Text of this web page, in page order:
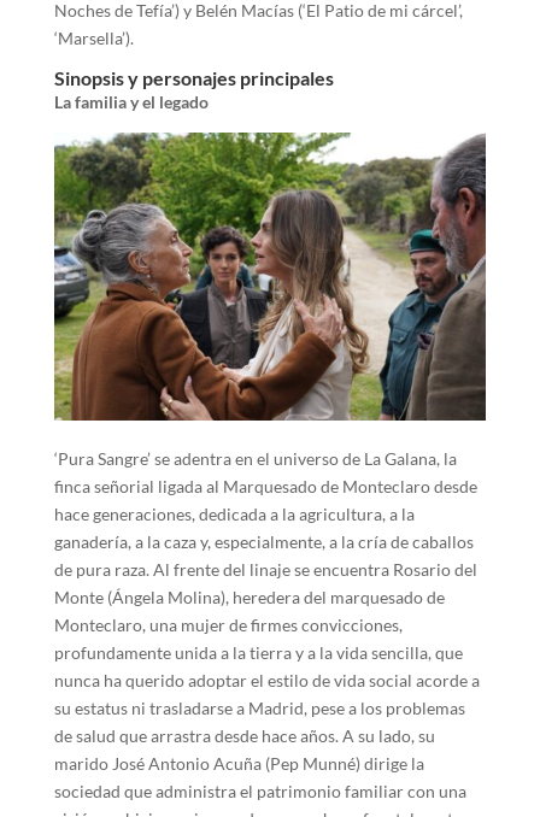
Noches de Tefía’) y Belén Macías (‘El Patio de mi cárcel’,
‘Marsella’).
Sinopsis y personajes principales
La familia y el legado
‘Pura Sangre’ se adentra en el universo de La Galana, la
finca señorial ligada al Marquesado de Monteclaro desde
hace generaciones, dedicada a la agricultura, a la
ganadería, a la caza y, especialmente, a la cría de caballos
de pura raza. Al frente del linaje se encuentra Rosario del
Monte (Ángela Molina), heredera del marquesado de
Monteclaro, una mujer de firmes convicciones,
profundamente unida a la tierra y a la vida sencilla, que
nunca ha querido adoptar el estilo de vida social acorde a
su estatus ni trasladarse a Madrid, pese a los problemas
de salud que arrastra desde hace años. A su lado, su
marido José Antonio Acuña (Pep Munné) dirige la
sociedad que administra el patrimonio familiar con una